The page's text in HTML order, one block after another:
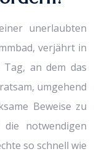
unerlaubten
verjährt in
an dem das
umgehend
Beweise zu
notwendigen
so schnell wie